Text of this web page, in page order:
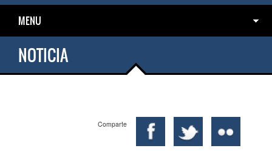
MENU
NOTICIA
Comparte